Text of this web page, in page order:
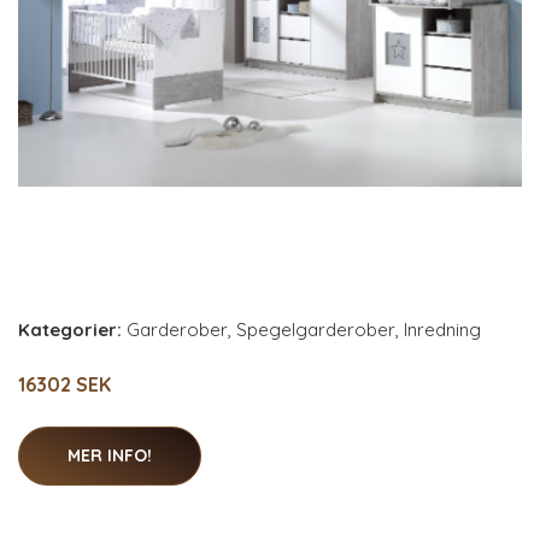
Kategorier: Garderober, Spegelgarderober, Inredning
16302 SEK
MER INFO!